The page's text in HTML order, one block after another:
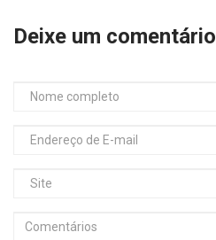
Deixe um comentário